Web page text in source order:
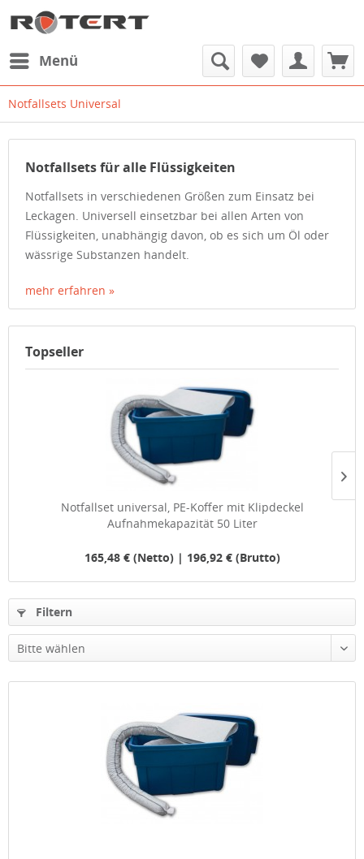
Menü
Notfallsets Universal
Notfallsets für alle Flüssigkeiten
Notfallsets in verschiedenen Größen zum Einsatz bei
Leckagen. Universell einsetzbar bei allen Arten von
Flüssigkeiten, unabhängig davon, ob es sich um Öl oder
wässrige Substanzen handelt.
mehr erfahren »
Topseller
Notfallset universal, PE-Koffer mit Klipdeckel
Aufnahmekapazität 50 Liter
165,48 € (Netto) | 196,92 € (Brutto)
Filtern